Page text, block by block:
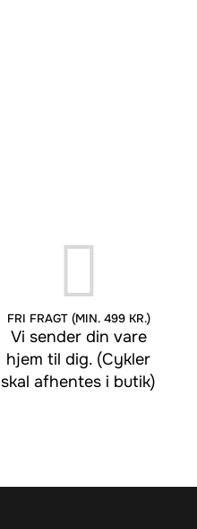
FRI FRAGT (MIN. 499 KR.)
Vi sender din vare
hjem til dig. (Cykler
skal afhentes i butik)